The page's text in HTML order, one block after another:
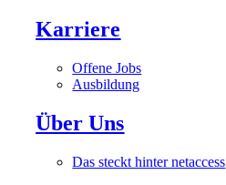
Karriere
Offene Jobs
Ausbildung
Über Uns
Das steckt hinter netaccess